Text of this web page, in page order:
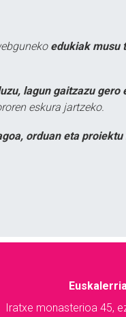
edukiak musu
lagun gaitzazu gero
eskura jartzeko.
orduan eta
Iratxe monasterioa 45,